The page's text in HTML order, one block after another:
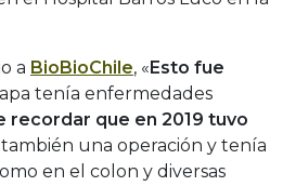
a BioBioChile, « Esto fue
tenía enfermedades
recordar que en 2019 tuvo
también una operación y tenía
en el colon y diversas